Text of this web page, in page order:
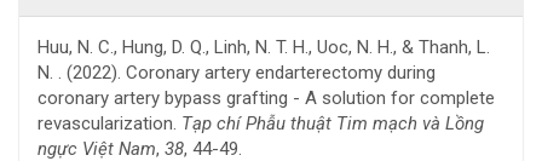
Huu, N. C., Hung, D. Q., Linh, N. T. H., Uoc, N. H., & Thanh, L.
N. . (2022). Coronary artery endarterectomy during
coronary artery bypass grafting - A solution for complete
revascularization. Tạp chí Phẫu thuật Tim mạch và Lồng
ngực Việt Nam, 38, 44-49.